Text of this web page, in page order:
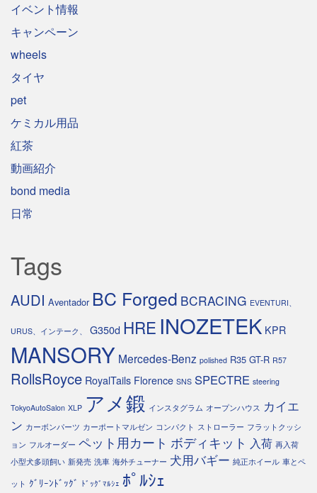
イベント情報
キャンペーン
wheels
タイヤ
pet
ケミカル用品
紅茶
動画紹介
bond media
日常
Tags
AUDI Aventador BC Forged BCRACING EVENTURI、
URUS、インテーク、 G350d HRE INOZETEK KPR
MANSORY Mercedes-Benz polished R35 GT-R R57
RollsRoyce RoyalTails Florence SNS SPECTRE steering
TokyoAutoSalon XLP アメ鍛 インスタグラム オープンハウス カイエ
ン カーボンパーツ カーポートマルゼン コンパクト ストローラー フラットクッシ
ョン フルオーダー ペット用カート ボディキット 入荷 再入荷
小型犬多頭飼い 新発売 洗車 海外チューナー 犬用バギー 純正ホイール 車とペ
ット ｸﾞﾘｰﾝﾄﾞｯｸﾞ ﾄﾞｯｸﾞﾏﾙｼｪ ﾎﾟﾙｼｪ